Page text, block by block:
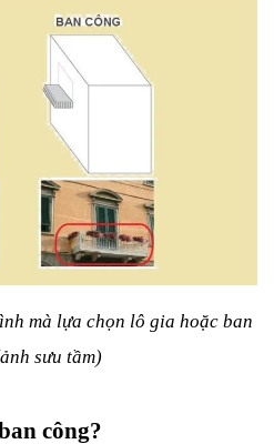
mà lựa chọn lô gia hoặc ban
sưu tầm)
công?